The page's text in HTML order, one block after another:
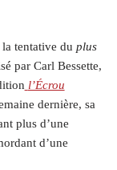
tentative du plus
par Carl Bessette,
l’Écrou
dernière, sa
plus d’une
d’une